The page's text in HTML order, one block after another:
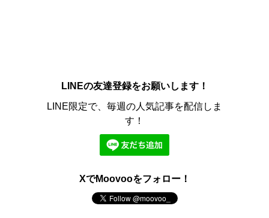
LINEの友達登録をお願いします！
LINE限定で、毎週の人気記事を配信しま
す！
XでMoovooをフォロー！